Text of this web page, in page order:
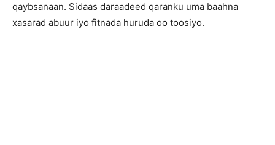
qaybsanaan. Sidaas daraadeed qaranku uma baahna
xasarad abuur iyo fitnada huruda oo toosiyo.